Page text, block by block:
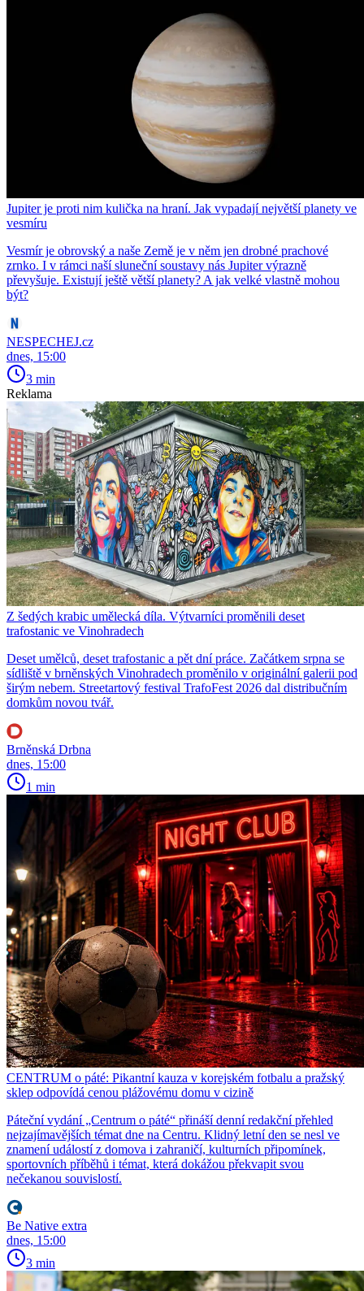
Jupiter je proti nim kulička na hraní. Jak vypadají největší planety ve
vesmíru
Vesmír je obrovský a naše Země je v něm jen drobné prachové
zrnko. I v rámci naší sluneční soustavy nás Jupiter výrazně
převyšuje. Existují ještě větší planety? A jak velké vlastně mohou
být?
NESPECHEJ.cz
dnes, 15:00
3 min
Reklama
Z šedých krabic umělecká díla. Výtvarníci proměnili deset
trafostanic ve Vinohradech
Deset umělců, deset trafostanic a pět dní práce. Začátkem srpna se
sídliště v brněnských Vinohradech proměnilo v originální galerii pod
širým nebem. Streetartový festival TrafoFest 2026 dal distribučním
domkům novou tvář.
Brněnská Drbna
dnes, 15:00
1 min
CENTRUM o páté: Pikantní kauza v korejském fotbalu a pražský
sklep odpovídá cenou plážovému domu v cizině
Páteční vydání „Centrum o páté“ přináší denní redakční přehled
nejzajímavějších témat dne na Centru. Klidný letní den se nesl ve
znamení událostí z domova i zahraničí, kulturních připomínek,
sportovních příběhů i témat, která dokážou překvapit svou
nečekanou souvislostí.
Be Native extra
dnes, 15:00
3 min